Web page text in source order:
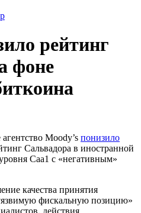
рейтинг
фоне
Moody’s понизило
Сальвадора в иностранной
Caa1 с «негативным»
качества принятия
фискальную позицию»
действия